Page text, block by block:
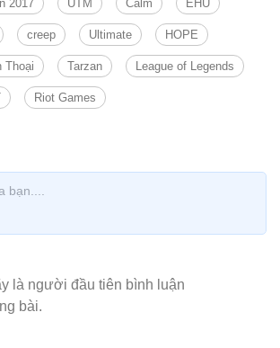
2017 UTM Calm EHU
creep Ultimate HOPE
Thoại Tarzan League of Legends
Riot Games